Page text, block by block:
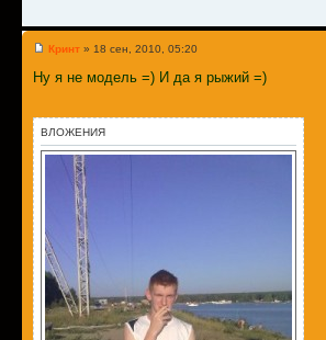
Кринт » 18 сен, 2010, 05:20
Ну я не модель =) И да я рыжий =)
ВЛОЖЕНИЯ